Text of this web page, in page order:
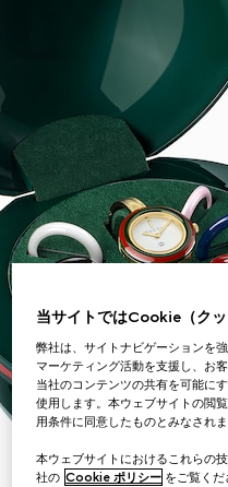
当サイトではCookie（ク
弊社は、サイトナビゲーションを
マーケティング活動を支援し、お
当社のコンテンツの共有を可能に
使用します。本ウェブサイトの閲
用条件に同意したものとみなされま
本ウェブサイトにおけるこれらの
社の Cookie ポリシー をご覧くだ